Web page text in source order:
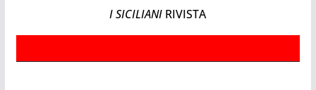
I SICILIANI RIVISTA